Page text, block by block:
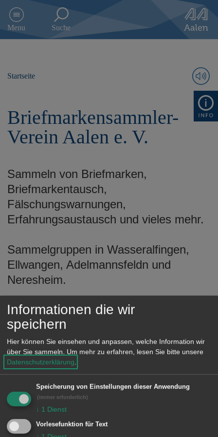
e
Menu Suche
Startseite
Briefmarkensammler-
Verein Aalen e. V.
Sammeln von Briefmarken,
Briefmarkentausch,
Fälschungswarnungen,
Erfahrungsaustausch und vieles mehr.
Sammelgruppen in Wasseralfingen,
Ellwangen, Adelmannsfeldn und
Neresheim.
Nähere Auskünfte bezüglich der
Zusammenkünfte beim 1.
Vorsitzenden.
Unsere Anschrift
Kaplitzer Straße 22
73479 Ellwangen
Informationen die wir
speichern
Hier können Sie einsehen und anpassen, welche Information wir
über Sie sammeln.
Um mehr zu erfahren, lesen Sie bitte unsere
Datenschutzerklärung
Speicherung von Einstellungen dieser Anwendung
(immer erforderlich)
↓ 1 Dienst
Vorlesefunktion für Text